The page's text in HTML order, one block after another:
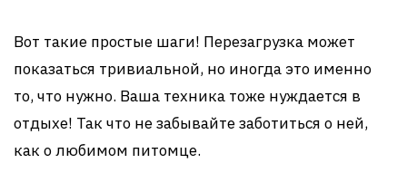
Вот такие простые шаги! Перезагрузка может
показаться тривиальной, но иногда это именно
то, что нужно. Ваша техника тоже нуждается в
отдыхе! Так что не забывайте заботиться о ней,
как о любимом питомце.